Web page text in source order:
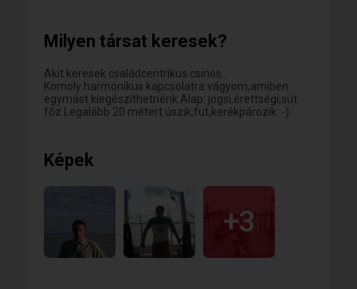
Milyen társat keresek?
Akit keresek családcentrikus.csinos...
Komoly harmónikus kapcsolatra vágyom,amiben
egymást kiegészíthetnénk.Alap: jogsi,érettségi,süt
főz.Legalább 20 métert úszik,fut,kerékpározik :-)
Képek
+3